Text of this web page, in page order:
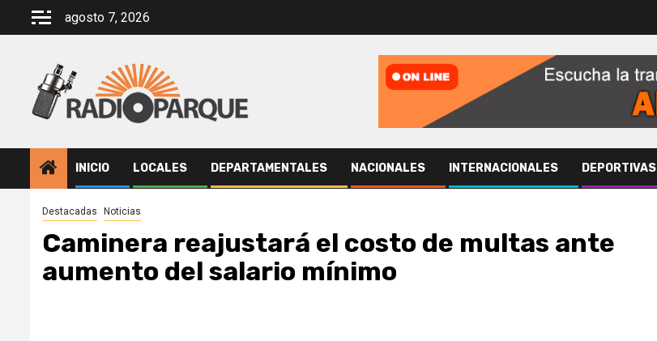
agosto 7, 2026
INICIO LOCALES DEPARTAMENTALES NACIONALES INTERNACIONALES DEPORTIVAS
Destacadas Noticias
Caminera reajustará el costo de multas ante
aumento del salario mínimo